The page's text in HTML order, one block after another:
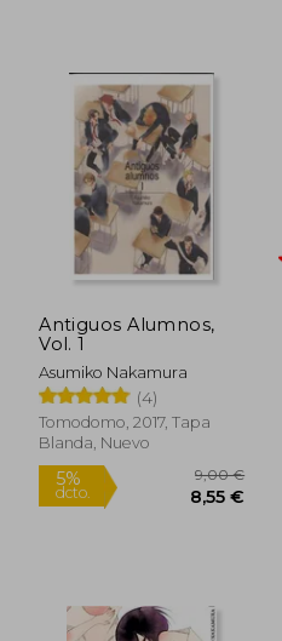
5%
dcto.
Antiguos Alumnos,
Vol. 1
Asumiko Nakamura
(4)
Tomodomo, 2017, Tapa
Blanda, Nuevo